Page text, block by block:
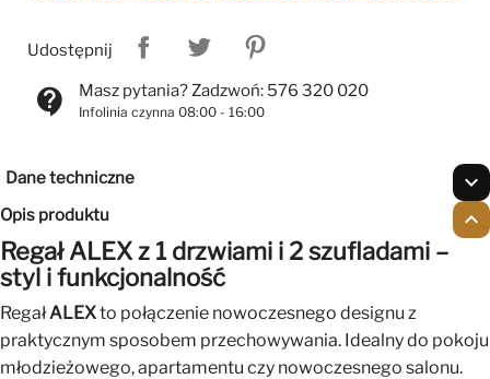
Udostępnij
contact_support Masz pytania? Zadzwoń: 576 320 020
Infolinia czynna 08:00 - 16:00
Dane techniczne expand_more
Opis produktu expand_less
Regał ALEX z 1 drzwiami i 2 szufladami –
styl i funkcjonalność
RegałALEXto połączenie nowoczesnego designu z
praktycznym sposobem przechowywania. Idealny do pokoju
młodzieżowego, apartamentu czy nowoczesnego salonu.